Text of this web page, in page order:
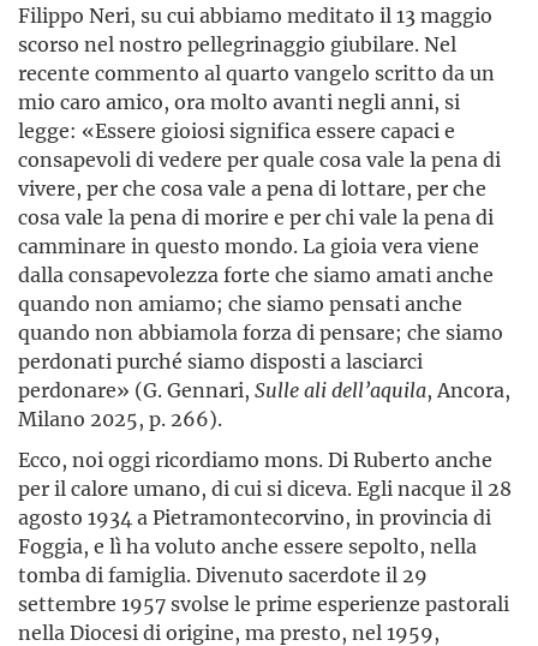
Filippo Neri, su cui abbiamo meditato il 13 maggio
scorso nel nostro pellegrinaggio giubilare. Nel
recente commento al quarto vangelo scritto da un
mio caro amico, ora molto avanti negli anni, si
legge: «Essere gioiosi significa essere capaci e
consapevoli di vedere per quale cosa vale la pena di
vivere, per che cosa vale a pena di lottare, per che
cosa vale la pena di morire e per chi vale la pena di
camminare in questo mondo. La gioia vera viene
dalla consapevolezza forte che siamo amati anche
quando non amiamo; che siamo pensati anche
quando non abbiamola forza di pensare; che siamo
perdonati purché siamo disposti a lasciarci
perdonare» (G. Gennari, Sulle ali dell’aquila, Ancora,
Milano 2025, p. 266).
Ecco, noi oggi ricordiamo mons. Di Ruberto anche
per il calore umano, di cui si diceva. Egli nacque il 28
agosto 1934 a Pietramontecorvino, in provincia di
Foggia, e lì ha voluto anche essere sepolto, nella
tomba di famiglia. Divenuto sacerdote il 29
settembre 1957 svolse le prime esperienze pastorali
nella Diocesi di origine, ma presto, nel 1959,